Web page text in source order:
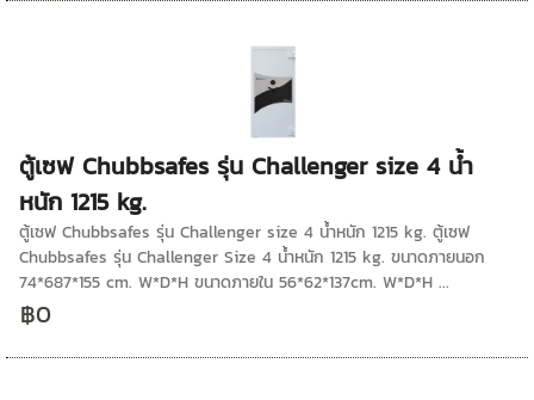
ตู้เซฟ Chubbsafes รุ่น Challenger size 4 น้ำ
หนัก 1215 kg.
ตู้เซฟ Chubbsafes รุ่น Challenger size 4 น้ำหนัก 1215 kg. ตู้เซฟ
Chubbsafes รุ่น Challenger Size 4 น้ำหนัก 1215 kg. ขนาดภายนอก
74*687*155 cm. W*D*H ขนาดภายใน 56*62*137cm. W*D*H ...
฿0